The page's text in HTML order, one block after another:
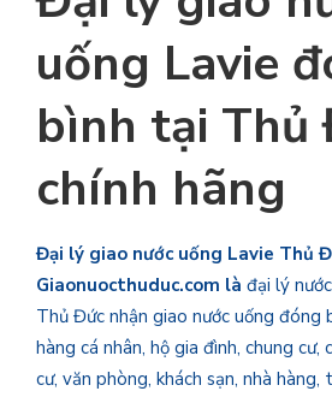
uống Lavie
bình tại Thủ
chính hãng
Đại lý giao nước uống Lavie Thủ
Giaonuocthuduc.com là đại lý
Thủ Đức nhận giao nước uống đóng
hàng cá nhân, hộ gia đình, chung cư,
cư, văn phòng, khách sạn, nhà